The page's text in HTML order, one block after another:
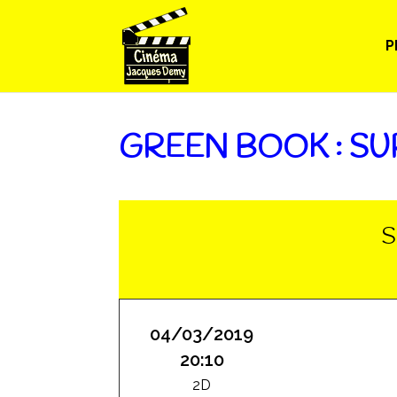
GREEN BOOK :
04/03/2019
20:10
2D